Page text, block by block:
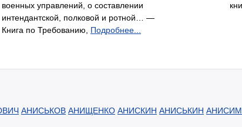
военных управлений, о составлении
интендантской, полковой и ротной… —
Книга по Требованию, Подробнее...
АНИСЬКОВ АНИЩЕНКО АНИСКИН АНИСЬКИН